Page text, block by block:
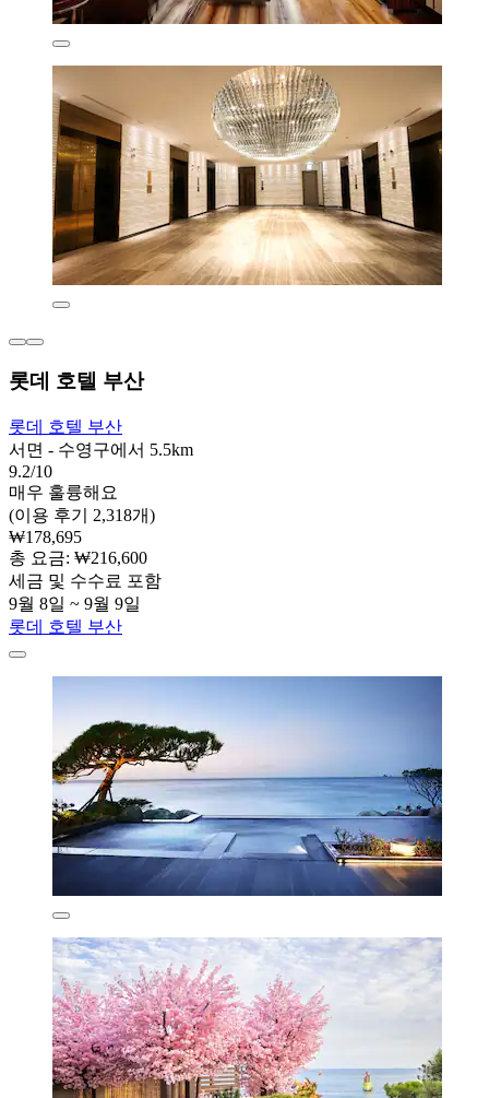
롯데 호텔 부산
롯데 호텔 부산
서면 - 수영구에서 5.5km
9.2/10
매우 훌륭해요
(이용 후기 2,318개)
₩178,695
총 요금: ₩216,600
세금 및 수수료 포함
9월 8일 ~ 9월 9일
롯데 호텔 부산